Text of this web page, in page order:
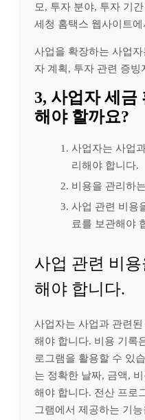
모, 투자 분야, 투자 기
세청 홈택스 웹사이트
사업을 확장하는 사업
자 계획, 투자 관련 증
3, 사업자 세금
해야 할까요?
사업자는 사업
리해야 합니다.
비용을 관리하
사업 관련 비용
료를 보관해야
사업 관련 비
해야 합니다.
사업자는 사업과 관련
해야 합니다. 비용 기록
로그램을 활용할 수 있
는 정확한 날짜, 금액,
해야 합니다. 전산 프로
그램에서 제공하는 기